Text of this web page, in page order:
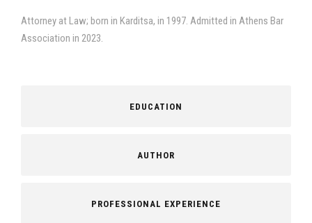
Attorney at Law; born in Karditsa, in 1997. Admitted in Athens Bar
Association in 2023.
EDUCATION
AUTHOR
PROFESSIONAL EXPERIENCE